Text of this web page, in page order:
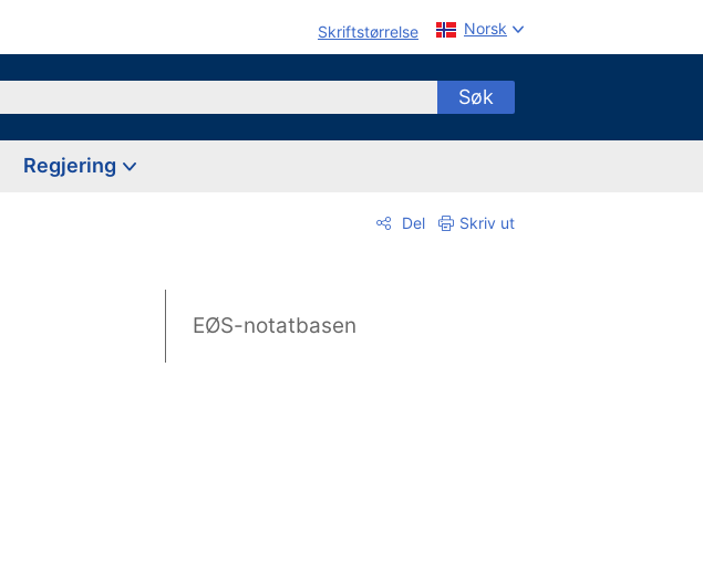
Skriftstørrelse Norsk
Søk
Regjering
Del Skriv ut
EØS-notatbasen